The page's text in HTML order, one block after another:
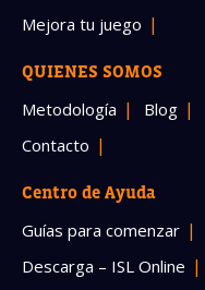
Mejora tu juego
QUIENES SOMOS
Metodología Blog
Contacto
Centro de Ayuda
Guías para comenzar
Descarga – ISL Online